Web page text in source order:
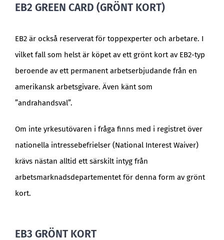
EB2 GREEN CARD (GRÖNT KORT)
EB2 är också reserverat för toppexperter och arbetare. I
vilket fall som helst är köpet av ett grönt kort av EB2-typ
beroende av ett permanent arbetserbjudande från en
amerikansk arbetsgivare. Även känt som
”andrahandsval”.
Om inte yrkesutövaren i fråga finns med i registret över
nationella intressebefrielser (National Interest Waiver)
krävs nästan alltid ett särskilt intyg från
arbetsmarknadsdepartementet för denna form av grönt
kort.
EB3 GRÖNT KORT